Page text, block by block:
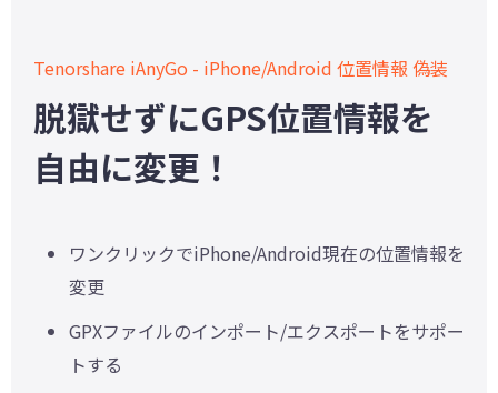
Tenorshare iAnyGo - iPhone/Android 位置情報 偽装
脱獄せずにGPS位置情報を
自由に変更！
ワンクリックでiPhone/Android現在の位置情報を
変更
GPXファイルのインポート/エクスポートをサポー
トする